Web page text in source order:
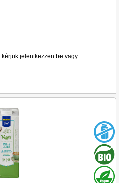
kérjük jelentkezzen be vagy